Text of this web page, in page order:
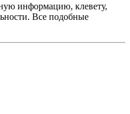
информацию, клевету,
Все подобные